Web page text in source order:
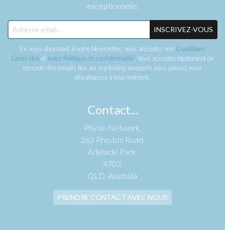
exceptionnelle.
INSCRIVEZ-VOUS
En vous abonnant à notre Newsletter, vous acceptez nos Conditions
Générales et notre Politique de confidentialité . Vous acceptez également de
recevoir des emails liés au marketing auxquels vous pouvez vous
désabonner à tout moment.
Contact...
Physio Network,
262 Preston Road,
Adelaide Park,
4703,
QLD, Australia
PRENDRE CONTACT AVEC NOUS